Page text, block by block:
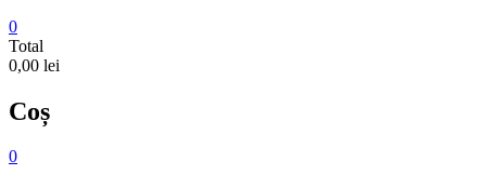
0
Total
0,00 lei
Coș
0